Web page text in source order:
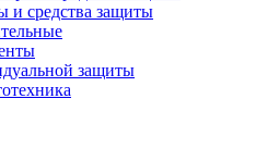
и средства защиты
защиты